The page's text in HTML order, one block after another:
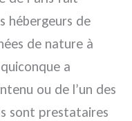
hébergeurs de
de nature à
a
ou de l’un des
sont prestataires